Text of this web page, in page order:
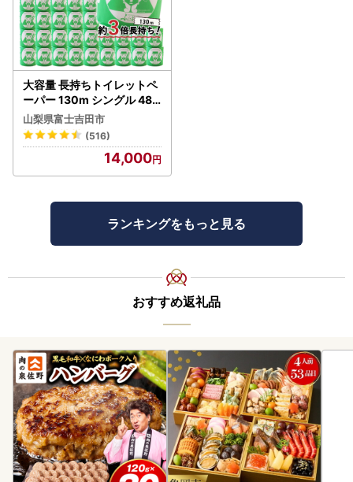
大容量 長持ちトイレットペ
ーパー 130m シングル 48R
芯なし 3倍巻 トイレット
山梨県富士吉田市
(516)
14,000
ランキングをもっと見る
おすすめ返礼品